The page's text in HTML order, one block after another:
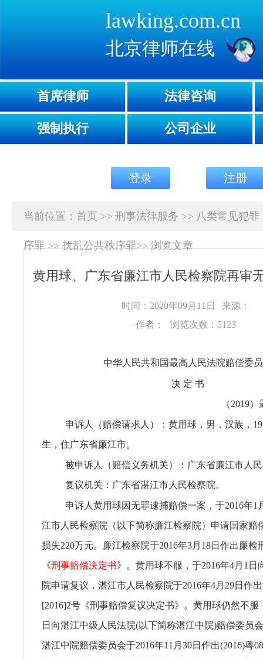
lawking.com.cn
北京律师在线
首席律师 法律咨询
强制执行 公司企业
登录 注册
当前位置： 首页 >> 刑事法律服务 >> 八类常见犯罪
序罪>>扰乱公共秩序罪>>浏览文章
黄用球、广东省廉江市人民检察院再审
时间：2020年09月11日
来源：
作者：
浏览次数：5123
中华人民共和国最高人民法院赔偿委
决 定 书
（2019
申诉人（赔偿请求人）：黄用球，男，汉族，
生，住广东省廉江市。
被申诉人（赔偿义务机关）：广东省廉江市人
复议机关：广东省湛江市人民检察院。
申诉人黄用球因无罪逮捕赔偿一案，于2016年1
江市人民检察院（以下简称廉江检察院）申请国家赔
损失220万元。廉江检察院于2016年3月18日作出廉检
《刑事赔偿决定书》。黄用球不服，于2016年4月1日
院申请复议，湛江市人民检察院于2016年4月29日作
[2016]2号《刑事赔偿复议决定书》。黄用球仍然不服
日向湛江中级人民法院(以下简称湛江中院)赔偿委员
湛江中院赔偿委员会于2016年11月30日作出(2016)粤